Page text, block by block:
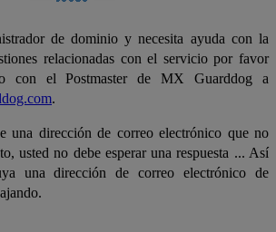
de dominio y necesita ayuda con la
relacionadas con el servicio por favor
con el Postmaster de MX Guarddog a
.
una dirección de correo electrónico que no
usted no debe esperar una respuesta ... Así
una dirección de correo electrónico de